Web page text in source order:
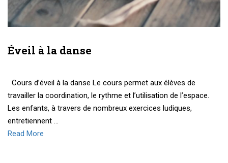
Éveil à la danse
Cours d’éveil à la danse Le cours permet aux élèves de
travailler la coordination, le rythme et l’utilisation de l’espace.
Les enfants, à travers de nombreux exercices ludiques,
entretiennent …
Read More